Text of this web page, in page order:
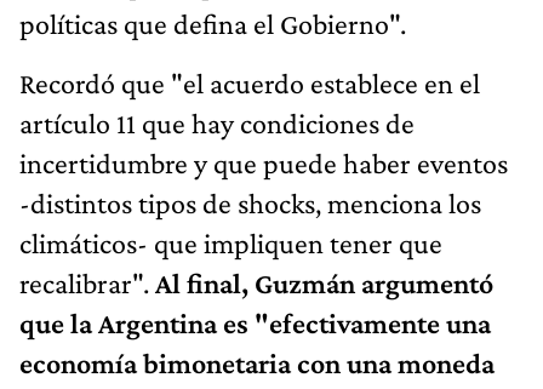
políticas que defina el Gobierno".
Recordó que "el acuerdo establece en el
artículo 11 que hay condiciones de
incertidumbre y que puede haber eventos
-distintos tipos de shocks, menciona los
climáticos- que impliquen tener que
recalibrar".Al final, Guzmán argumentó
que la Argentina es "efectivamente una
economía bimonetaria con una moneda